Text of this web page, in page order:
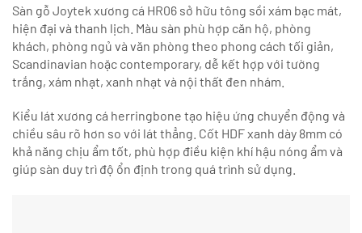
Sàn gỗ Joytek xương cá HR06 sở hữu tông sồi xám bạc mát,
hiện đại và thanh lịch. Màu sàn phù hợp căn hộ, phòng
khách, phòng ngủ và văn phòng theo phong cách tối giản,
Scandinavian hoặc contemporary, dễ kết hợp với tường
trắng, xám nhạt, xanh nhạt và nội thất đen nhám.
Kiểu lát xương cá herringbone tạo hiệu ứng chuyển động và
chiều sâu rõ hơn so với lát thẳng. Cốt HDF xanh dày 8mm có
khả năng chịu ẩm tốt, phù hợp điều kiện khí hậu nóng ẩm và
giúp sàn duy trì độ ổn định trong quá trình sử dụng.